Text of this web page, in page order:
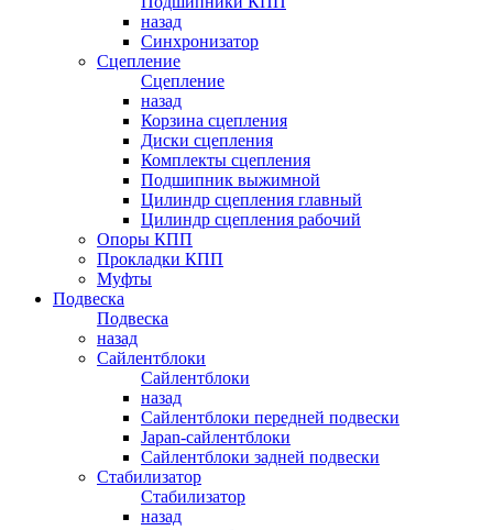
назад
Синхронизатор
Сцепление
Сцепление
назад
Корзина сцепления
Диски сцепления
Комплекты сцепления
Подшипник выжимной
Цилиндр сцепления главный
Цилиндр сцепления рабочий
Опоры КПП
Прокладки КПП
Муфты
Подвеска
Подвеска
назад
Сайлентблоки
Сайлентблоки
назад
Сайлентблоки передней подвески
Japan-сайлентблоки
Сайлентблоки задней подвески
Стабилизатор
Стабилизатор
назад